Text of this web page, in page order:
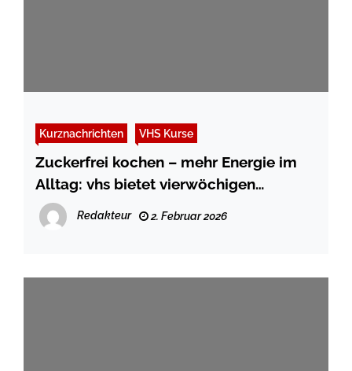
Kurznachrichten VHS Kurse
Zuckerfrei kochen – mehr Energie im
Alltag: vhs bietet vierwöchigen
Kochkurs ab März an
Redakteur 2. Februar 2026